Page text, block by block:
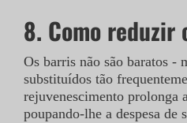
8. Como reduzir
Os barris não são baratos -
substituídos tão
rejuvenescimento prolonga
poupando-lhe a despesa de